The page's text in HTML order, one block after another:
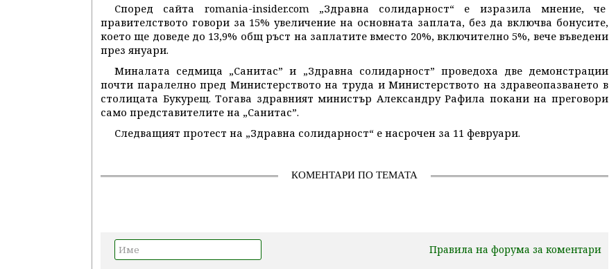
Според сайта romania-insider.com „Здравна солидарност“ е изразила мнение, че
правителството говори за 15% увеличение на основната заплата, без да включва бонусите,
което ще доведе до 13,9% общ ръст на заплатите вместо 20%, включително 5%, вече въведени
през януари.
Миналата седмица „Санитас” и „Здравна солидарност” проведоха две демонстрации
почти паралелно пред Министерството на труда и Министерството на здравеопазването в
столицата Букурещ. Тогава здравният министър Александру Рафила покани на преговори
само представителите на „Санитас”.
Следващият протест на „Здравна солидарност“ е насрочен за 11 февруари.
КОМЕНТАРИ ПО ТЕМАТА
Правила на форума за коментари